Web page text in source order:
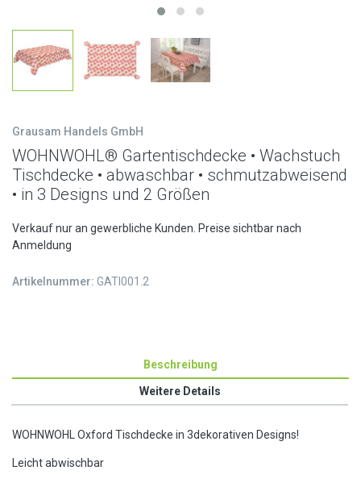
Grausam Handels GmbH
WOHNWOHL® Gartentischdecke • Wachstuch
Tischdecke • abwaschbar • schmutzabweisend
• in 3 Designs und 2 Größen
Verkauf nur an gewerbliche Kunden. Preise sichtbar nach
Anmeldung
Artikelnummer: GATI001.2
Beschreibung
Weitere Details
WOHNWOHL Oxford Tischdecke in 3dekorativen Designs!
Leicht abwischbar